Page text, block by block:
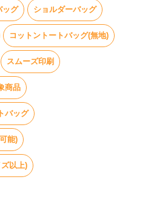
ッグ ショルダーバッグ
コットントートバッグ(無地)
スムーズ印刷
商品
バッグ
能)
以上)